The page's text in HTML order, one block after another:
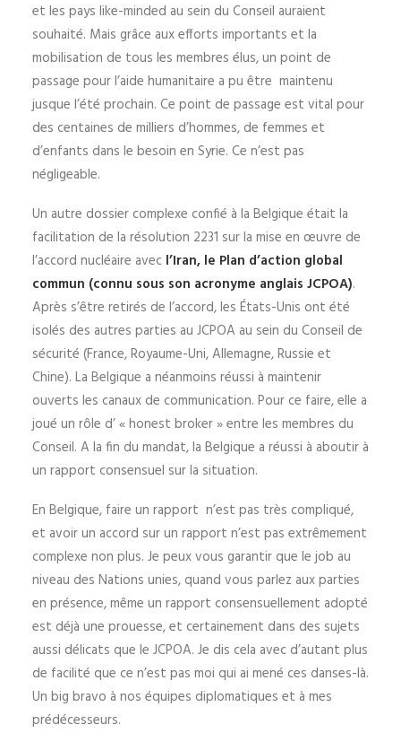
et les pays like-minded au sein du Conseil auraient
souhaité. Mais grâce aux efforts importants et la
mobilisation de tous les membres élus, un point de
passage pour l’aide humanitaire a pu être maintenu
jusque l’été prochain. Ce point de passage est vital pour
des centaines de milliers d’hommes, de femmes et
d’enfants dans le besoin en Syrie. Ce n’est pas
négligeable.
Un autre dossier complexe confié à la Belgique était la
facilitation de la résolution 2231 sur la mise en œuvre de
l’accord nucléaire avec l’Iran, le Plan d’action global
commun (connu sous son acronyme anglais JCPOA).
Après s’être retirés de l’accord, les États-Unis ont été
isolés des autres parties au JCPOA au sein du Conseil de
sécurité (France, Royaume-Uni, Allemagne, Russie et
Chine). La Belgique a néanmoins réussi à maintenir
ouverts les canaux de communication. Pour ce faire, elle a
joué un rôle d’ « honest broker » entre les membres du
Conseil. A la fin du mandat, la Belgique a réussi à aboutir à
un rapport consensuel sur la situation.
En Belgique, faire un rapport n’est pas très compliqué,
et avoir un accord sur un rapport n’est pas extrêmement
complexe non plus. Je peux vous garantir que le job au
niveau des Nations unies, quand vous parlez aux parties
en présence, même un rapport consensuellement adopté
est déjà une prouesse, et certainement dans des sujets
aussi délicats que le JCPOA. Je dis cela avec d’autant plus
de facilité que ce n’est pas moi qui ai mené ces danses-là.
Un big bravo à nos équipes diplomatiques et à mes
prédécesseurs.